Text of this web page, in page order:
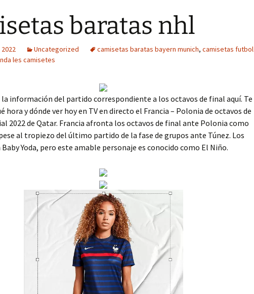
baratas nhl
Uncategorized camisetas baratas bayern munich, camisetas futbol
les camisetes
la información del partido correspondiente a los octavos de final aquí. Te
hora y dónde ver hoy en TV en directo el Francia – Polonia de octavos de
2022 de Qatar. Francia afronta los octavos de final ante Polonia como
al tropiezo del último partido de la fase de grupos ante Túnez. Los
Yoda, pero este amable personaje es conocido como El Niño.